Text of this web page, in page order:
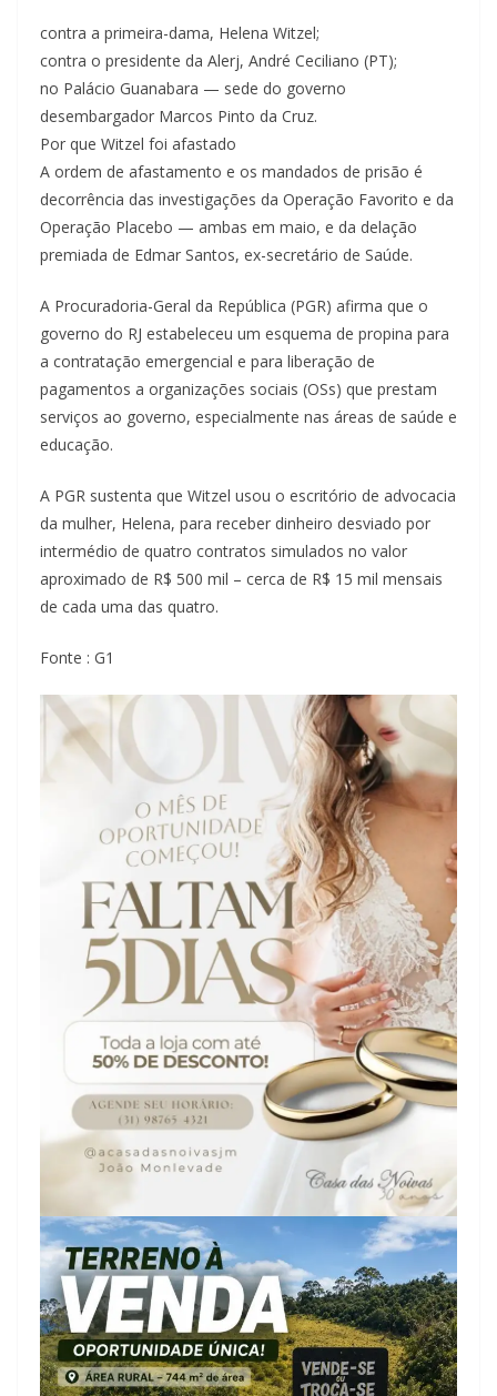
contra a primeira-dama, Helena Witzel;
contra o presidente da Alerj, André Ceciliano (PT);
no Palácio Guanabara — sede do governo
desembargador Marcos Pinto da Cruz.
Por que Witzel foi afastado
A ordem de afastamento e os mandados de prisão é
decorrência das investigações da Operação Favorito e da
Operação Placebo — ambas em maio, e da delação
premiada de Edmar Santos, ex-secretário de Saúde.
A Procuradoria-Geral da República (PGR) afirma que o
governo do RJ estabeleceu um esquema de propina para
a contratação emergencial e para liberação de
pagamentos a organizações sociais (OSs) que prestam
serviços ao governo, especialmente nas áreas de saúde e
educação.
A PGR sustenta que Witzel usou o escritório de advocacia
da mulher, Helena, para receber dinheiro desviado por
intermédio de quatro contratos simulados no valor
aproximado de R$ 500 mil – cerca de R$ 15 mil mensais
de cada uma das quatro.
Fonte : G1